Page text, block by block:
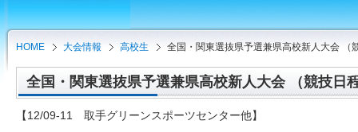
HOME 大会情報 高校生 全国・関東選抜県予選兼県高校新人大会 （
全国・関東選抜県予選兼県高校新人大会 （競技日
【12/09-11 取手グリーンスポーツセンター他】